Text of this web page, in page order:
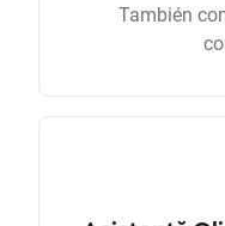
También